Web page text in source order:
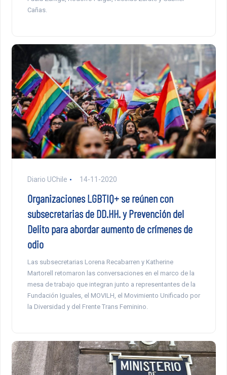
Cañas.
Diario UChile 14-11-2020
Organizaciones LGBTIQ+ se reúnen con
subsecretarias de DD.HH. y Prevención del
Delito para abordar aumento de crímenes de
odio
Las subsecretarias Lorena Recabarren y Katherine
Martorell retomaron las conversaciones en el marco de la
mesa de trabajo que integran junto a representantes de la
Fundación Iguales, el MOVILH, el Movimiento Unificado por
la Diversidad y del Frente Trans Feminino.